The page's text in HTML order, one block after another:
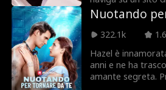
Isabella De Souza
Moore
Amici che diventa
no amanti
Mortificata
avanti. Dopo aver
donatore alla
scegliere la
rendersene conto.
che il bambino
Nuotando
322.1k
Hazel è
anni e ne ha
amante segreta.